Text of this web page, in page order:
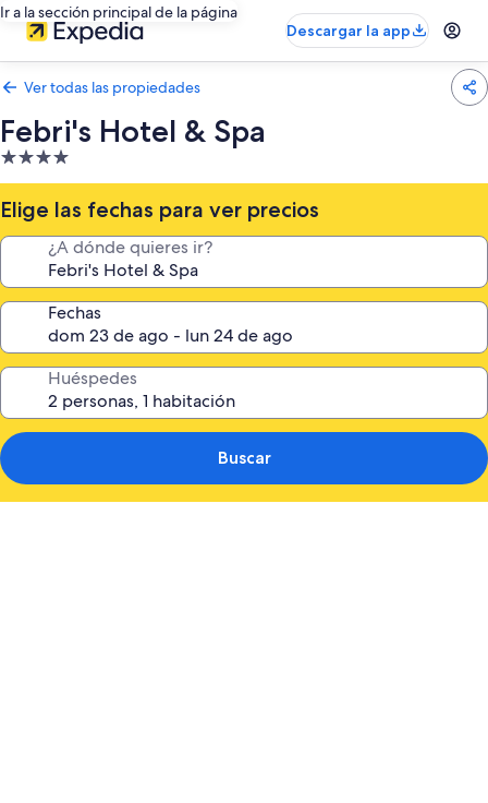
Ir a la sección principal de la página
Descargar la app
Ver todas las propiedades
Febri's Hotel & Spa
Propiedad
de
4.0
estrellas
Elige las fechas para ver precios
¿A dónde quieres ir?
Fechas
Huéspedes
Buscar